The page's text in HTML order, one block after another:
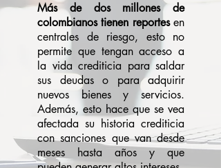
Más de dos millones de
colombianos tienen reportesen
centrales de riesgo, esto no
permite que tengan acceso a
la vida crediticia para saldar
sus deudas o para adquirir
nuevos bienes y servicios.
Además, esto hace que se vea
afectada su historia crediticia
con sanciones que van desde
meses hasta años y que